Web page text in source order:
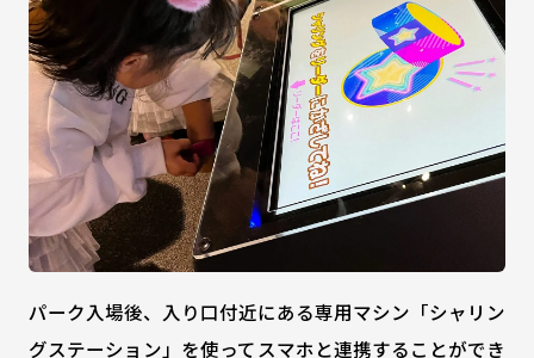
パーク入場後、入り口付近にある専用マシン「シャリン
グステーション」を使ってスマホと連携することができ